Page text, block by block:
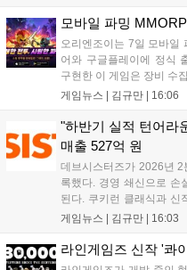
지원 보상을 제공한다. 상
모바일 파밍
오리엔조이는 7일 모바일
어와 구글플레이에 정식
구현한 이 게임은 장비 수
무기 스킬을 활용한 전략
혜택을 지급하며, 상세 내
는 게임 접속 및 주요 콘텐
게임뉴스 | 김규만 16:06
"하반기 실적 턴어라
매출 527억 원
데브시스터즈가 2026년 2
록했다. 경영 쇄신으로 손
된다. 쿠키런 클래식과 신
기는 13일 첫 업데이트를
이다. 회사는 비용 효율화
를 이끌 방침이다....
게임뉴스 | 김규만 16:03
라인게임즈 신작 '콰